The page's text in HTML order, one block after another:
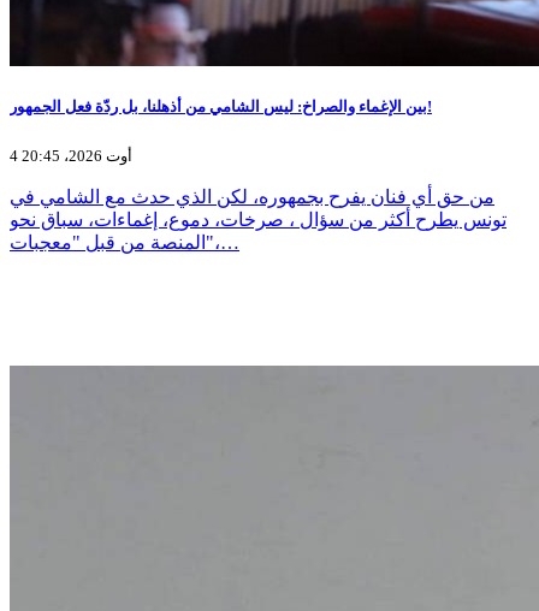
بين الإغماء والصراخ: ليس الشامي من أذهلنا، بل ردّة فعل الجمهور!
4 أوت 2026، 20:45
من حق أي فنان يفرح بجمهوره، لكن الذي حدث مع الشامي في
تونس يطرح أكثر من سؤال ، صرخات، دموع، إغماءات، سباق نحو
المنصة من قبل "معجبات"،…